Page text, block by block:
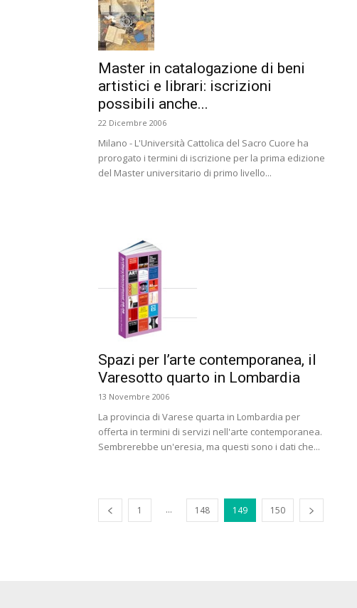
Master in catalogazione di beni
artistici e librari: iscrizioni
possibili anche...
22 Dicembre 2006
Milano - L'Università Cattolica del Sacro Cuore ha
prorogato i termini di iscrizione per la prima edizione
del Master universitario di primo livello...
Spazi per l’arte contemporanea, il
Varesotto quarto in Lombardia
13 Novembre 2006
La provincia di Varese quarta in Lombardia per
offerta in termini di servizi nell'arte contemporanea.
Sembrerebbe un'eresia, ma questi sono i dati che...
1 ... 148 149 150